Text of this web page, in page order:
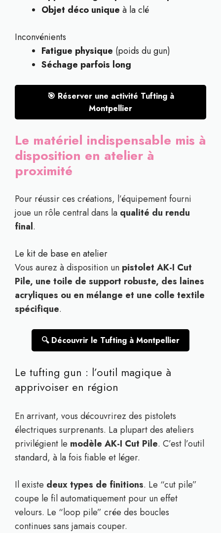
Objet déco unique à la clé
Inconvénients
Fatigue physique (poids du gun)
Séchage parfois long
🎯 Réserver une activité Tufting à
Montpellier
Le matériel indispensable mis à
disposition en atelier à
proximité
Pour réussir ces créations, l’équipement fourni
joue un rôle central dans la qualité du rendu
final.
Le kit de base en atelier
Vous aurez à disposition un pistolet AK-I Cut
Pile, une toile de support robuste, des laines
acryliques ou en mélange et une colle textile
spécifique.
🔍 Découvrir le Tufting à Montpellier
Le tufting gun : l’outil magique à
apprivoiser en région
En arrivant, vous découvrirez des pistolets
électriques surprenants. La plupart des ateliers
privilégient le modèle AK-I Cut Pile. C’est l’outil
standard, à la fois fiable et léger.
Il existe deux types de finitions. Le “cut pile”
coupe le fil automatiquement pour un effet
velours. Le “loop pile” crée des boucles
continues sans jamais couper.